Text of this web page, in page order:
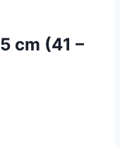
cm (41 –